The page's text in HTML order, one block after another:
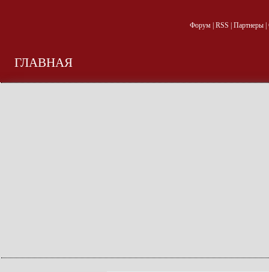
Форум| RSS Партнеры|
ГЛАВНАЯ